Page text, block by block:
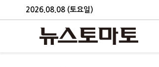
2026.08.08 (토요일)